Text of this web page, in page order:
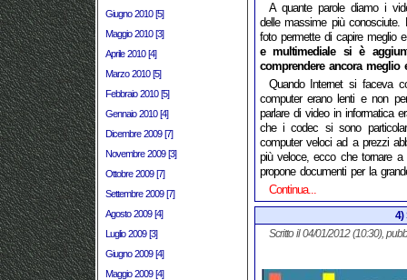
Giugno 2010 [5]
Maggio 2010 [3]
Aprile 2010 [4]
Marzo 2010 [5]
Febbraio 2010 [5]
Gennaio 2010 [4]
Dicembre 2009 [7]
Novembre 2009 [3]
Ottobre 2009 [7]
Settembre 2009 [7]
Agosto 2009 [4]
Luglio 2009 [3]
Giugno 2009 [4]
Maggio 2009 [4]
A quante parole diamo i
delle massime più
foto permette di capire meglio
e multimediale si è
comprendere ancora
Quando Internet si faceva
computer erano lenti e non
parlare di video in informatica
che i codec si sono
computer veloci ad a prezzi
più veloce, ecco che tornare a
propone documenti per la
Continua...
4)
Scritto il 04/01/2012 (10:30),